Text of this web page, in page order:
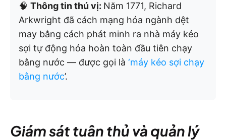
🧠 Thông tin thú vị: Năm 1771, Richard
Arkwright đã cách mạng hóa ngành dệt
may bằng cách phát minh ra nhà máy kéo
sợi tự động hóa hoàn toàn đầu tiên chạy
bằng nước — được gọi là ‘máy kéo sợi chạy
bằng nước’.
Giám sát tuân thủ và quản lý